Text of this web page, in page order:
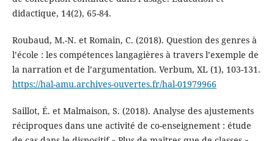
didactique, 14(2), 65-84.
Roubaud, M.-N. et Romain, C. (2018). Question des genres à
l’école : les compétences langagières à travers l’exemple de
la narration et de l’argumentation. Verbum, XL (1), 103-131.
https://hal-amu.archives-ouvertes.fr/hal-01979966
Saillot, É. et Malmaison, S. (2018). Analyse des ajustements
réciproques dans une activité de co-enseignement : étude